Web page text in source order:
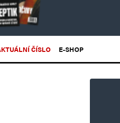
ČÍSLO E-SHOP